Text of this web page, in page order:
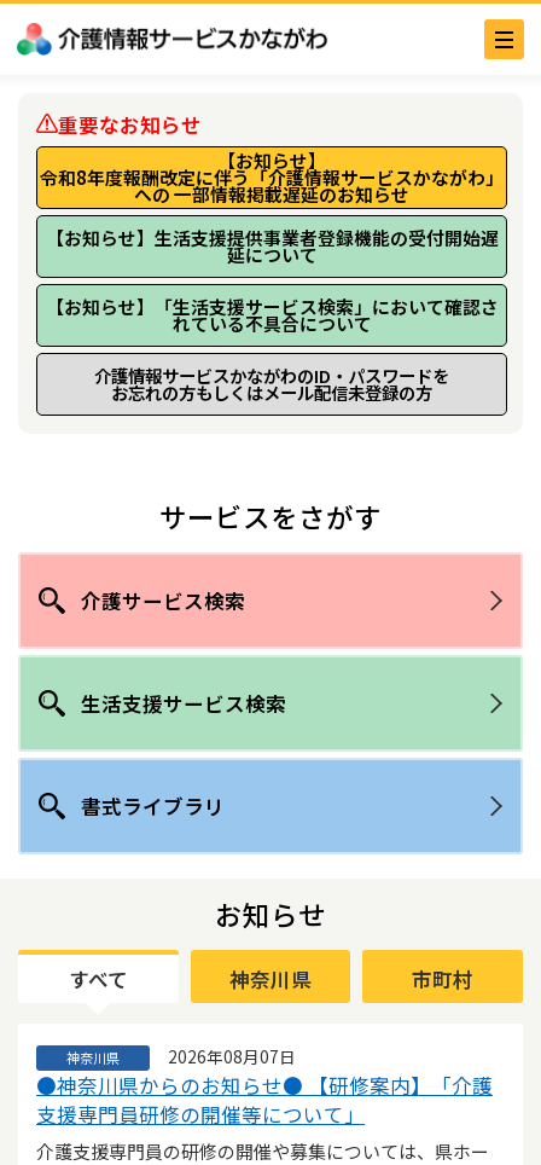
重要なお知らせ
【お知らせ】
令和8年度報酬改定に伴う「介護情報サービスかながわ」
への 一部情報掲載遅延のお知らせ
【お知らせ】生活支援提供事業者登録機能の受付開始遅
延について
【お知らせ】「生活支援サービス検索」において確認さ
れている不具合について
介護情報サービスかながわのID・パスワードを
お忘れの方もしくはメール配信未登録の方
サービスをさがす
介護サービス検索
生活支援サービス検索
書式ライブラリ
お知らせ
すべて 神奈川県 市町村
神奈川県 2026年08月07日
●神奈川県からのお知らせ● 【研修案内】「介護
支援専門員研修の開催等について」
介護支援専門員の研修の開催や募集については、県ホー